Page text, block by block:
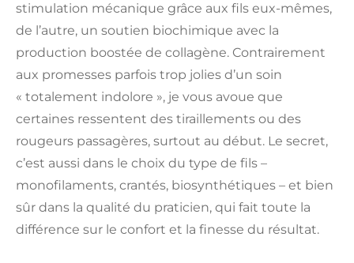
stimulation mécanique grâce aux fils eux-mêmes,
de l’autre, un soutien biochimique avec la
production boostée de collagène. Contrairement
aux promesses parfois trop jolies d’un soin
« totalement indolore », je vous avoue que
certaines ressentent des tiraillements ou des
rougeurs passagères, surtout au début. Le secret,
c’est aussi dans le choix du type de fils –
monofilaments, crantés, biosynthétiques – et bien
sûr dans la qualité du praticien, qui fait toute la
différence sur le confort et la finesse du résultat.